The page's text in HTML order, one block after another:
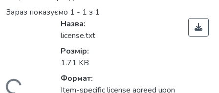
Зараз показуємо 1 - 1 з 1
Назва:
license.txt
Розмір:
1.71 KB
Формат:
Item-specific license agreed upon